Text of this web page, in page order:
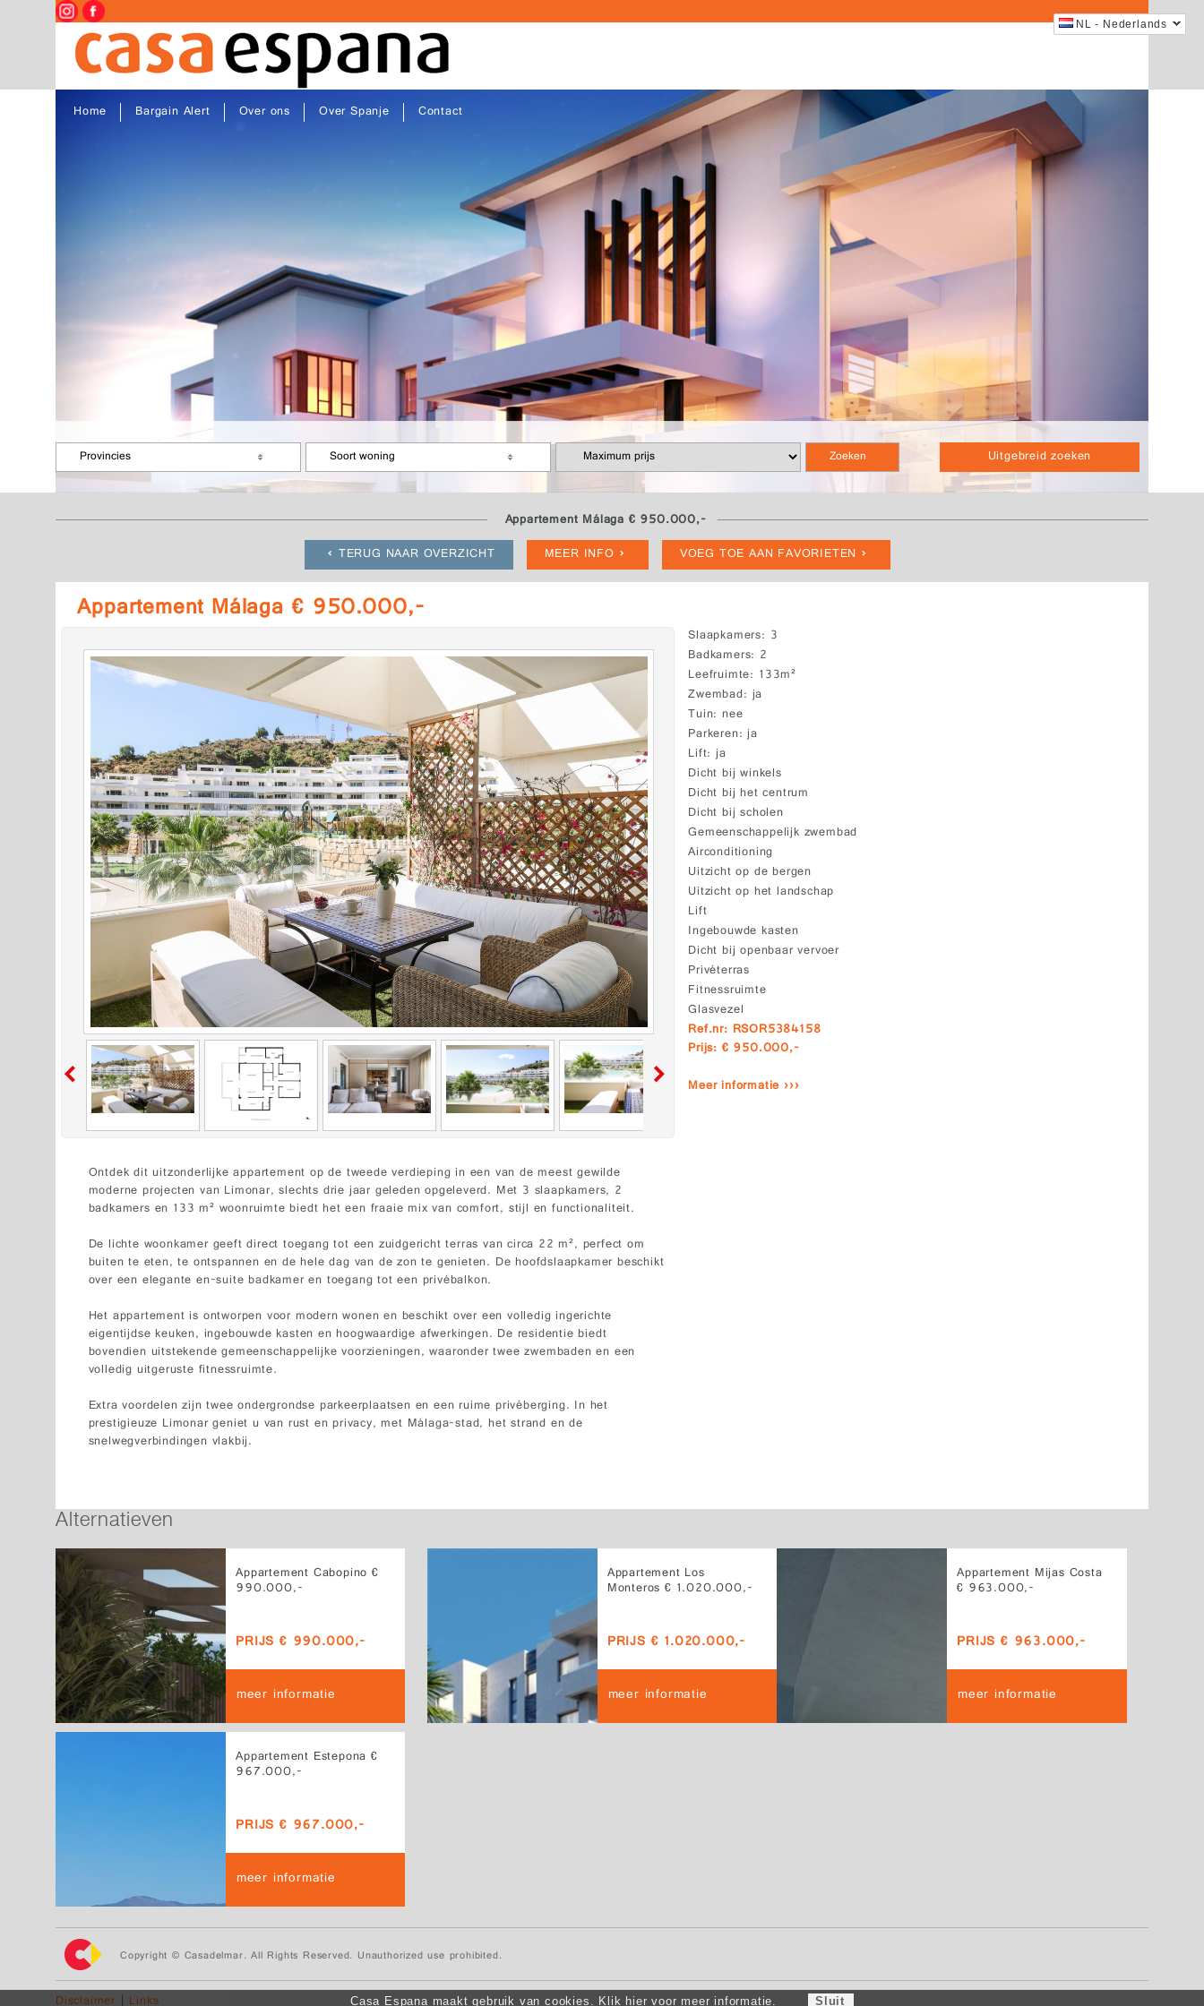
NL - Nederlands
Home Bargain Alert Over ons Over Spanje Contact
Uitgebreid zoeken
Provincies Soort woning
Appartement Málaga € 950.000,-
TERUG NAAR OVERZICHT
MEER INFO VOEG TOE AAN FAVORIETEN
Appartement Málaga € 950.000,-
Slaapkamers 3
Badkamers 2
Leefruimte 133m²
Zwembad ja
Tuin nee
Parkeren ja
Lift ja
Dicht bij winkels
Dicht bij het centrum
Dicht bij scholen
Gemeenschappelijk zwembad
Airconditioning
Uitzicht op de bergen
Uitzicht op het landschap
Lift
Ingebouwde kasten
Dicht bij openbaar vervoer
Privéterras
Fitnessruimte
Glasvezel
Ref.nr: RSOR5384158
Prijs: € 950.000,-
Meer informatie ›››
Ontdek dit uitzonderlijke appartement op de tweede verdieping in een van de meest gewilde
moderne projecten van Limonar, slechts drie jaar geleden opgeleverd. Met 3 slaapkamers, 2
badkamers en 133 m² woonruimte biedt het een fraaie mix van comfort, stijl en functionaliteit.
De lichte woonkamer geeft direct toegang tot een zuidgericht terras van circa 22 m², perfect om
buiten te eten, te ontspannen en de hele dag van de zon te genieten. De hoofdslaapkamer beschikt
over een elegante en-suite badkamer en toegang tot een privébalkon.
Het appartement is ontworpen voor modern wonen en beschikt over een volledig ingerichte
eigentijdse keuken, ingebouwde kasten en hoogwaardige afwerkingen. De residentie biedt
bovendien uitstekende gemeenschappelijke voorzieningen, waaronder twee zwembaden en een
volledig uitgeruste fitnessruimte.
Extra voordelen zijn twee ondergrondse parkeerplaatsen en een ruime privéberging. In het
prestigieuze Limonar geniet u van rust en privacy, met Málaga-stad, het strand en de
snelwegverbindingen vlakbij.
Alternatieven
Appartement Cabopino €
990.000,-
PRIJS € 990.000,-
meer informatie
Appartement Los
Monteros € 1.020.000,-
PRIJS € 1.020.000,-
meer informatie
Appartement Mijas Costa
€ 963.000,-
PRIJS € 963.000,-
meer informatie
Appartement Estepona €
967.000,-
PRIJS € 967.000,-
meer informatie
Copyright © Casadelmar. All Rights Reserved. Unauthorized use prohibited.
Disclaimer | Links Casa Espana maakt gebruik van cookies. Klik hier voor meer informatie. Sluit